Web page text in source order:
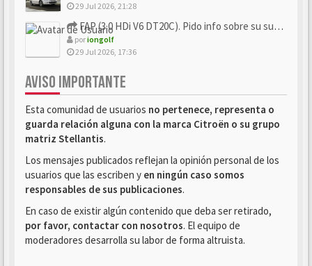
29 Jul 2026, 21:28
FAP (3.0 HDi V6 DT20C). Pido info sobre su sustitución
poriongolf
29 Jul 2026, 17:36
AVISO IMPORTANTE
Esta comunidad de usuarios no pertenece, representa o
guarda relación alguna con la marca Citroën o su grupo
matriz Stellantis.
Los mensajes publicados reflejan la opinión personal de los
usuarios que las escriben y en ningún caso somos
responsables de sus publicaciones.
En caso de existir algún contenido que deba ser retirado,
por favor, contactar con nosotros. El equipo de
moderadores desarrolla su labor de forma altruista.